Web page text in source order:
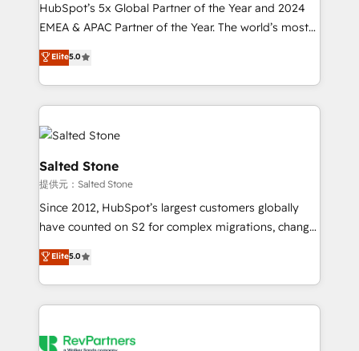
HubSpot’s 5x Global Partner of the Year and 2024
EMEA & APAC Partner of the Year. The world’s most
experienced and fully accredited HubSpot Solutions
Partner. 🚀 With 2,750+ HubSpot projects delivered
and 370+ specialists across EMEA, APAC and NAM,
we de-risk complex CRM programmes and
accelerate ROI across every HubSpot Hub. 🧭 From
multi-region migrations to AI-powered automation,
we turn complexity into clarity, human at global
scale. 🏆 HubSpot’s CEO called us “the partner of the
future.” Others agree it is proof of trust built through
measurable impact.
Elite5.0
Salted Stone
提供元：Salted Stone
Since 2012, HubSpot’s largest customers globally
have counted on S2 for complex migrations, change
management, systems integration, and creative
solutions that deliver measurable impact and
transform brand experiences As one of the few full-
service creative agencies in the HubSpot
winning design to build scalable, globally
Elite5.0